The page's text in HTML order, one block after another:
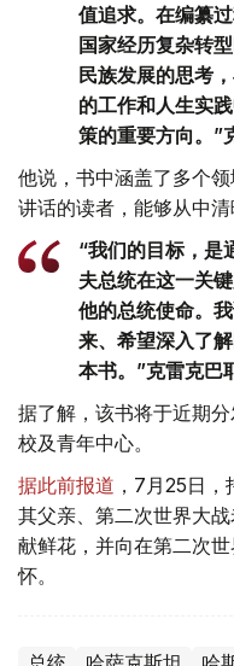
值追求。在编纂
国家经历复杂转
民族发展的思考
的工作和人生实
策的重要方向。”
他说，书中涵盖了多个
讲话的读者，能够从中清
“我们的目标，是
夫总统在这一关
他的总统使命。
来、希望深入了
本书。”克雷克巴
据了解，该书将于近期
校及青年中心。
据此前报道 ，7月25日
其父亲、第二次世界大
献鲜花，并向在第二次
怀。